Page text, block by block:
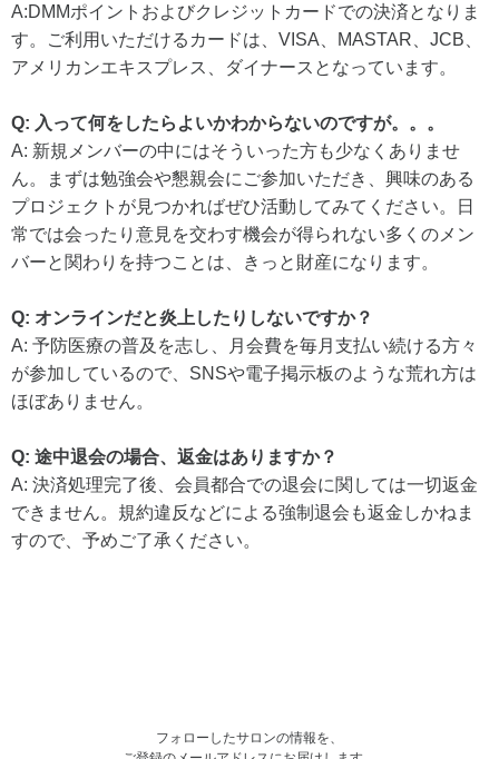
A:DMMポイントおよびクレジットカードでの決済となりま
す。ご利用いただけるカードは、VISA、MASTAR、JCB、
アメリカンエキスプレス、ダイナースとなっています。
Q: 入って何をしたらよいかわからないのですが。。。
A: 新規メンバーの中にはそういった方も少なくありませ
ん。まずは勉強会や懇親会にご参加いただき、興味のある
プロジェクトが見つかればぜひ活動してみてください。日
常では会ったり意見を交わす機会が得られない多くのメン
バーと関わりを持つことは、きっと財産になります。
Q: オンラインだと炎上したりしないですか？
A: 予防医療の普及を志し、月会費を毎月支払い続ける方々
が参加しているので、SNSや電子掲示板のような荒れ方は
ほぼありません。
Q: 途中退会の場合、返金はありますか？
A: 決済処理完了後、会員都合での退会に関しては一切返金
できません。規約違反などによる強制退会も返金しかねま
すので、予めご了承ください。
フォローしたサロンの情報を、